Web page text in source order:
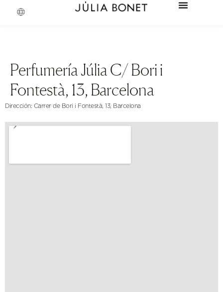
Perfumería Júlia C/ Bori i
Fontestà, 13, Barcelona
Dirección: Carrer de Bori i Fontestà, 13, Barcelona